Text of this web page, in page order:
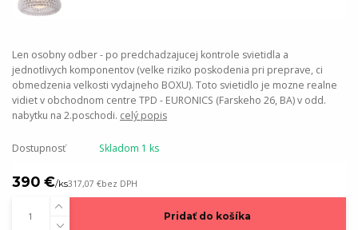
Len osobny odber - po predchadzajucej kontrole svietidla a
jednotlivych komponentov (velke riziko poskodenia pri preprave, ci
obmedzenia velkosti vydajneho BOXU). Toto svietidlo je mozne realne
vidiet v obchodnom centre TPD - EURONICS (Farskeho 26, BA) v odd.
nabytku na 2.poschodi. celý popis
Dostupnosť Skladom 1 ks
390 €/ks317,07 €bez DPH
Pridať do košíka